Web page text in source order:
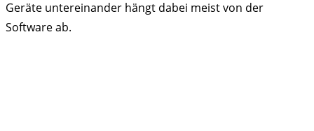
Geräte untereinander hängt dabei meist von der
Software ab.